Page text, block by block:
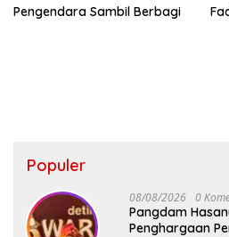
Pengendara Sambil Berbagi
Populer
08/08/2026 0
Pangdam
Penghargaan